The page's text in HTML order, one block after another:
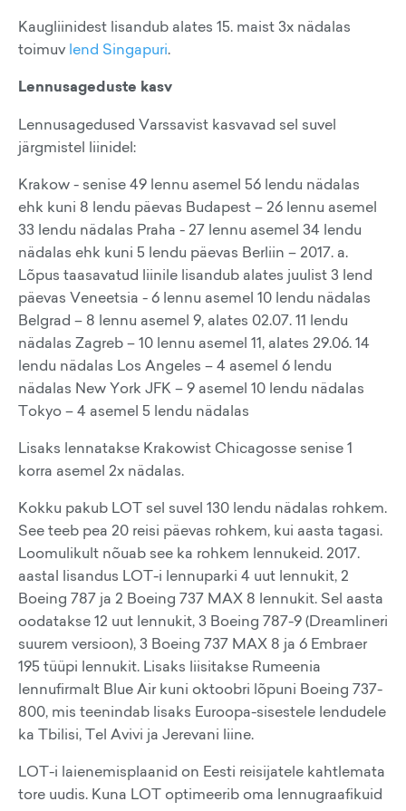
Kaugliinidest lisandub alates 15. maist 3x nädalas
toimuv lend Singapuri.
Lennusageduste kasv
Lennusagedused Varssavist kasvavad sel suvel
järgmistel liinidel:
Krakow - senise 49 lennu asemel 56 lendu nädalas
ehk kuni 8 lendu päevas Budapest – 26 lennu asemel
33 lendu nädalas Praha - 27 lennu asemel 34 lendu
nädalas ehk kuni 5 lendu päevas Berliin – 2017. a.
Lõpus taasavatud liinile lisandub alates juulist 3 lend
päevas Veneetsia - 6 lennu asemel 10 lendu nädalas
Belgrad – 8 lennu asemel 9, alates 02.07. 11 lendu
nädalas Zagreb – 10 lennu asemel 11, alates 29.06. 14
lendu nädalas Los Angeles – 4 asemel 6 lendu
nädalas New York JFK – 9 asemel 10 lendu nädalas
Tokyo – 4 asemel 5 lendu nädalas
Lisaks lennatakse Krakowist Chicagosse senise 1
korra asemel 2x nädalas.
Kokku pakub LOT sel suvel 130 lendu nädalas rohkem.
See teeb pea 20 reisi päevas rohkem, kui aasta tagasi.
Loomulikult nõuab see ka rohkem lennukeid. 2017.
aastal lisandus LOT-i lennuparki 4 uut lennukit, 2
Boeing 787 ja 2 Boeing 737 MAX 8 lennukit. Sel aasta
oodatakse 12 uut lennukit, 3 Boeing 787-9 (Dreamlineri
suurem versioon), 3 Boeing 737 MAX 8 ja 6 Embraer
195 tüüpi lennukit. Lisaks liisitakse Rumeenia
lennufirmalt Blue Air kuni oktoobri lõpuni Boeing 737-
800, mis teenindab lisaks Euroopa-sisestele lendudele
ka Tbilisi, Tel Avivi ja Jerevani liine.
LOT-i laienemisplaanid on Eesti reisijatele kahtlemata
tore uudis. Kuna LOT optimeerib oma lennugraafikuid